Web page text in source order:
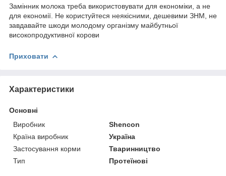
Замінник молока треба використовувати для економіки, а не
для економії. Не користуйтеся неякісними, дешевими ЗНМ, не
завдавайте шкоди молодому організму майбутньої
високопродуктивної корови
Приховати
Характеристики
Основні
Виробник
Shencon
Країна виробник
Україна
Застосування корми
Тваринництво
Тип
Протеїнові